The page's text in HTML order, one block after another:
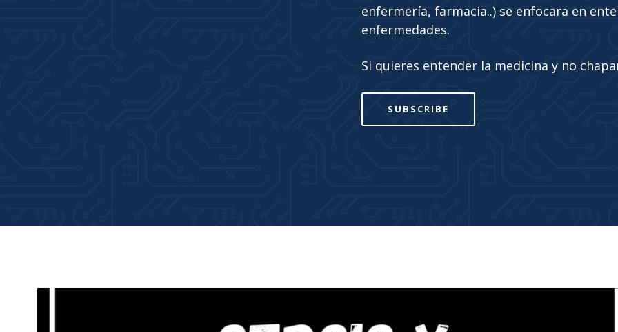
enfermería, farmacia..) se enfocara en
enfermedades.
Si quieres entender la medicina y no
SUBSCRIBE